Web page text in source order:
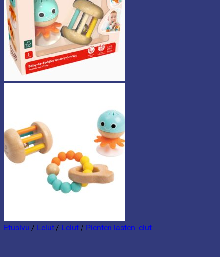
Etusivu / Lelut / Lelut / Pienten lasten lelut